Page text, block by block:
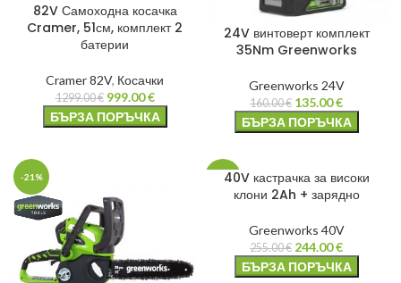
82V Самоходна косачка
Cramer, 51см, комплект 2
батерии
Cramer 82V, Косачки
1299.00€ 999.00€
БЪРЗА ПОРЪЧКА
24V винтоверт комплект
35Nm Greenworks
Greenworks 24V
160.00€ 135.00€
БЪРЗА ПОРЪЧКА
-21% -4%40V кастрачка за високи
клони 2Ah + зарядно
Greenworks 40V
255.00€ 244.00€
БЪРЗА ПОРЪЧКА